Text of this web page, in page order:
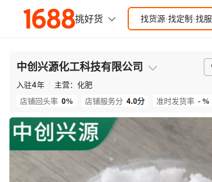
中创兴源化工科技有限公司
入驻4年 主营： 化肥
店铺回头率 0% 店铺服务分 4.0分 准时发货率 - %